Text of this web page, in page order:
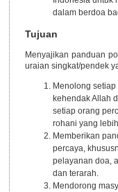
dalam berdoa
Tujuan
Menyajikan panduan
uraian singkat/pendek
Menolong
kehendak Allah
setiap orang
rohani yang
Memberikan
percaya,
pelayanan doa,
dan terarah.
Mendorong